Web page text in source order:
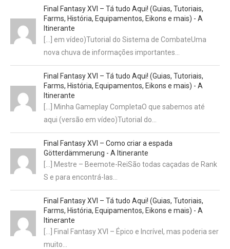
Final Fantasy XVI – Tá tudo Aqui! (Guias, Tutoriais,
Farms, História, Equipamentos, Eikons e mais) - A
Itinerante
[…] em vídeo)Tutorial do Sistema de CombateUma
nova chuva de informações importantes…
Final Fantasy XVI – Tá tudo Aqui! (Guias, Tutoriais,
Farms, História, Equipamentos, Eikons e mais) - A
Itinerante
[…] Minha Gameplay CompletaO que sabemos até
aqui (versão em vídeo)Tutorial do…
Final Fantasy XVI – Como criar a espada
Götterdämmerung - A Itinerante
[…] Mestre – Beemote-ReiSão todas caçadas de Rank
S e para encontrá-las…
Final Fantasy XVI – Tá tudo Aqui! (Guias, Tutoriais,
Farms, História, Equipamentos, Eikons e mais) - A
Itinerante
[…] Final Fantasy XVI – Épico e Incrível, mas poderia ser
muito…